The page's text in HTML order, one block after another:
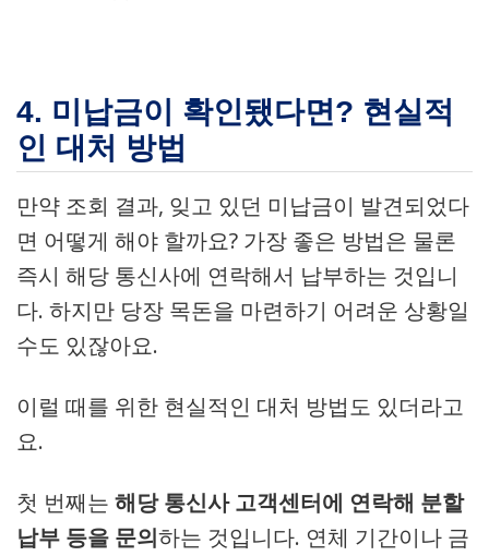
4. 미납금이 확인됐다면? 현실적
인 대처 방법
만약 조회 결과, 잊고 있던 미납금이 발견되었다
면 어떻게 해야 할까요? 가장 좋은 방법은 물론
즉시 해당 통신사에 연락해서 납부하는 것입니
다. 하지만 당장 목돈을 마련하기 어려운 상황일
수도 있잖아요.
이럴 때를 위한 현실적인 대처 방법도 있더라고
요.
첫 번째는 해당 통신사 고객센터에 연락해 분할
납부 등을 문의하는 것입니다. 연체 기간이나 금